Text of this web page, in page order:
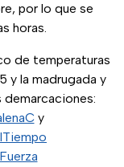
por lo que se
horas.
de temperaturas
y la madrugada y
demarcaciones:
y